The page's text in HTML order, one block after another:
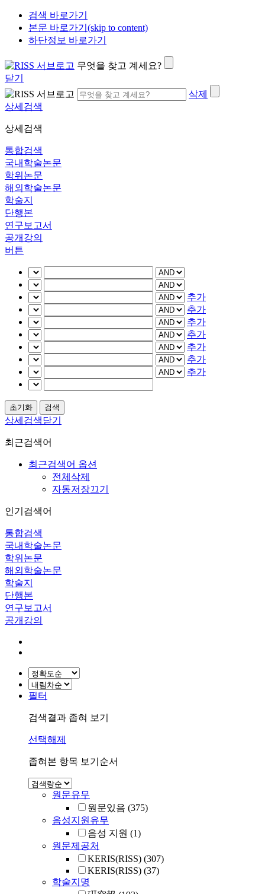
검색 바로가기
본문 바로가기(skip to content)
하단정보 바로가기
무엇을 찾고 계세요?
닫기
삭제
상세검색
상세검색
통합검색
국내학술논문
학위논문
해외학술논문
학술지
단행본
연구보고서
공개강의
버튼
추가
추가
추가
추가
추가
추가
추가
상세검색닫기
최근검색어
최근검색어 옵션
전체삭제
자동저장끄기
인기검색어
통합검색
국내학술논문
학위논문
해외학술논문
학술지
단행본
연구보고서
공개강의
필터
검색결과 좁혀 보기
선택해제
좁혀본 항목 보기순서
원문유무
원문있음 (375)
음성지원유무
음성 지원 (1)
원문제공처
KERIS(RISS) (307)
KERIS(RISS) (37)
학술지명